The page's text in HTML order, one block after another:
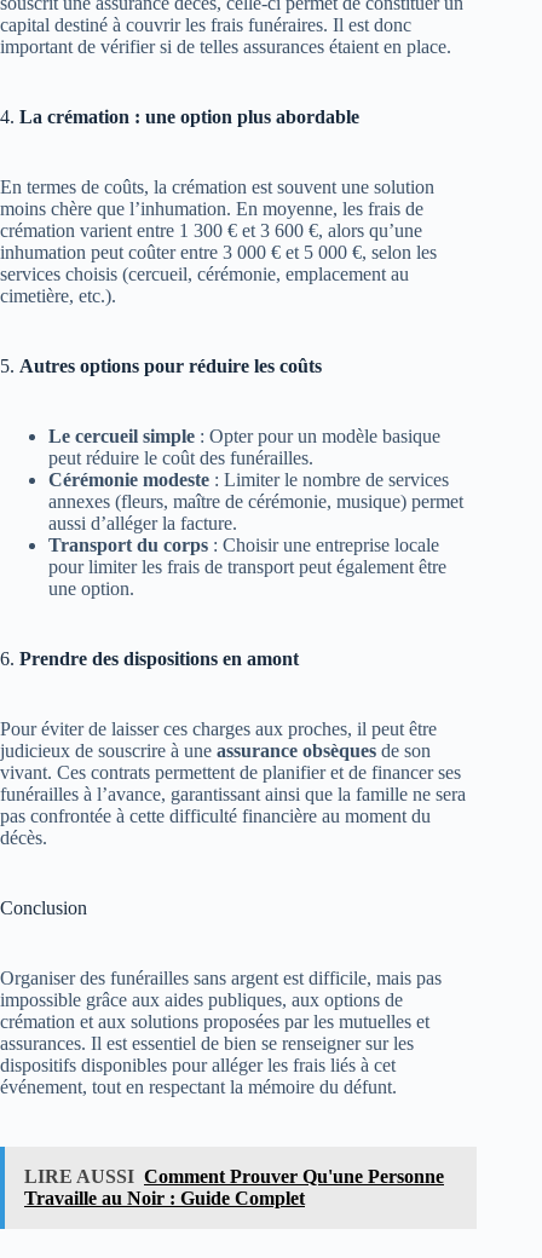
capital destiné à couvrir les frais funéraires. Il est donc
important de vérifier si de telles assurances étaient en place​.
4. La crémation : une option plus abordable
En termes de coûts, la crémation est souvent une solution
moins chère que l’inhumation. En moyenne, les frais de
crémation varient entre 1 300 € et 3 600 €, alors qu’une
inhumation peut coûter entre 3 000 € et 5 000 €, selon les
services choisis (cercueil, cérémonie, emplacement au
cimetière, etc.)​.
5. Autres options pour réduire les coûts
Le cercueil simple : Opter pour un modèle basique
peut réduire le coût des funérailles.
Cérémonie modeste : Limiter le nombre de services
annexes (fleurs, maître de cérémonie, musique) permet
aussi d’alléger la facture.
Transport du corps : Choisir une entreprise locale
pour limiter les frais de transport peut également être
une option​.
6. Prendre des dispositions en amont
Pour éviter de laisser ces charges aux proches, il peut être
judicieux de souscrire à une assurance obsèques de son
vivant. Ces contrats permettent de planifier et de financer ses
funérailles à l’avance, garantissant ainsi que la famille ne sera
pas confrontée à cette difficulté financière au moment du
décès.
Conclusion
Organiser des funérailles sans argent est difficile, mais pas
impossible grâce aux aides publiques, aux options de
crémation et aux solutions proposées par les mutuelles et
assurances. Il est essentiel de bien se renseigner sur les
dispositifs disponibles pour alléger les frais liés à cet
événement, tout en respectant la mémoire du défunt.
LIRE AUSSI Comment Prouver Qu'une Personne
Travaille au Noir : Guide Complet